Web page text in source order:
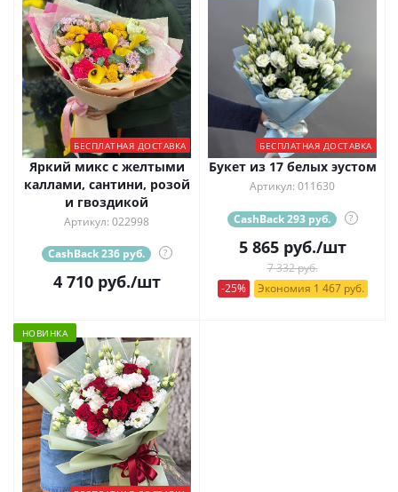
БЕСПЛАТНАЯ ДОСТАВКА
Яркий микс с желтыми
каллами, сантини, розой
и гвоздикой
Артикул: 022998
CashBack 236 руб. ?
4 710руб./шт
БЕСПЛАТНАЯ ДОСТАВКА
Букет из 17 белых эустом
Артикул: 011630
CashBack 293 руб. ?
5 865руб./шт
7 332 руб.
-25%
Экономия 1 467 руб.
НОВИНКА